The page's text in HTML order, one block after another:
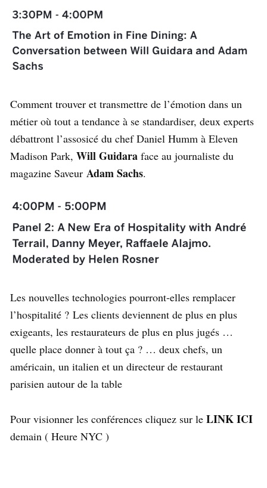
Comment trouver et transmettre de l’émotion dans un
métier où tout a tendance à se standardiser, deux experts
débattront l’assosicé du chef Daniel Humm à Eleven
Madison Park, Will Guidara face au journaliste du
magazine Saveur Adam Sachs.
Les nouvelles technologies pourront-elles remplacer
l’hospitalité ? Les clients deviennent de plus en plus
exigeants, les restaurateurs de plus en plus jugés …
quelle place donner à tout ça ? … deux chefs, un
américain, un italien et un directeur de restaurant
parisien autour de la table
Pour visionner les conférences cliquez sur le LINK ICI
demain ( Heure NYC )